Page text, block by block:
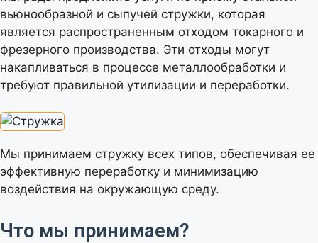
вьюнообразной и сыпучей стружки, которая
является распространенным отходом токарного и
фрезерного производства. Эти отходы могут
накапливаться в процессе металлообработки и
требуют правильной утилизации и переработки.
Мы принимаем стружку всех типов, обеспечивая ее
эффективную переработку и минимизацию
воздействия на окружающую среду.
Что мы принимаем?